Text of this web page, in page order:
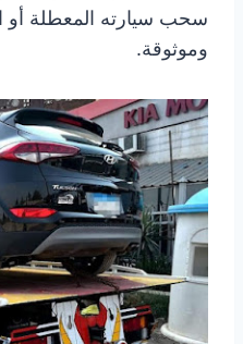
سحب سيارته المعطلة أو
وموثوقة.